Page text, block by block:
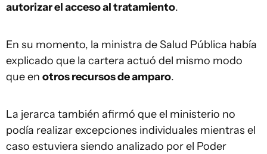
autorizar el acceso al tratamiento.
En su momento, la ministra de Salud Pública había
explicado que la cartera actuó del mismo modo
que en otros recursos de amparo.
La jerarca también afirmó que el ministerio no
podía realizar excepciones individuales mientras el
caso estuviera siendo analizado por el Poder